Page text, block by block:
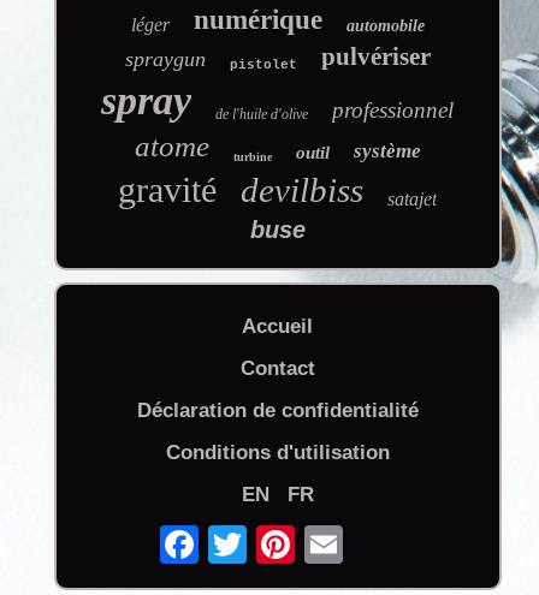
léger numérique automobile
spraygun pistolet pulvériser
spray de l'huile d'olive professionnel
atome turbine outil système
gravité devilbiss satajet
buse
Accueil
Contact
Déclaration de confidentialité
Conditions d'utilisation
EN
FR